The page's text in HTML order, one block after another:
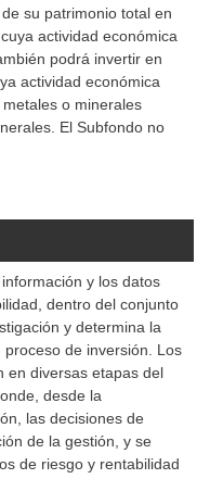
su patrimonio total en
actividad económica
podrá invertir en
actividad económica
o minerales
El Subfondo no
y los datos
dentro del conjunto
y determina la
de inversión. Los
en diversas etapas del
desde la
las decisiones de
de la gestión, y se
de riesgo y rentabilidad